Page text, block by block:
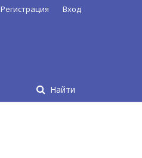
Найти
Регистрация Вход